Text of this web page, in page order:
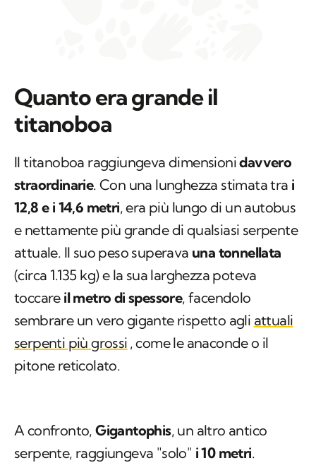
Quanto era grande il
titanoboa
Il titanoboa raggiungeva dimensionidavvero
straordinarie. Con una lunghezza stimata tra i
12,8 e i 14,6 metri, era più lungo di un autobus
e nettamente più grande di qualsiasi serpente
attuale. Il suo peso superava una tonnellata
(circa 1.135 kg) e la sua larghezza poteva
toccare il metro di spessore, facendolo
sembrare un vero gigante rispetto agli attuali
serpenti più grossi , come le anaconde o il
pitone reticolato.
A confronto,Gigantophis, un altro antico
serpente, raggiungeva "solo" i 10 metri.